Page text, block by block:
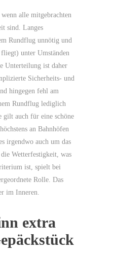
alle mitgebrachten
sind. Langes
Rundflug unnötig und
unter Umständen
Unterteilung ist daher
Sicherheits- und
hingegen fehl am
Rundflug lediglich
gilt auch für eine schöne
an Bahnhöfen
irgendwo auch um das
Wetterfestigkeit, was
ist, spielt bei
Rolle. Das
im Inneren.
extra